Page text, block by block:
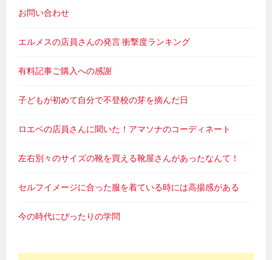
お問い合わせ
エルメスの店員さんの発言 衝撃度ランキング
有料記事ご購入への感謝
子どもが初めて自分で不登校の芽を摘んだ日
ロエベの店員さんに聞いた！アマソナのコーディネート
左右別々のサイズの靴を買える靴屋さんがあったなんて！
セルフイメージに合った服を着ている時には高揚感がある
今の時代にぴったりの学問